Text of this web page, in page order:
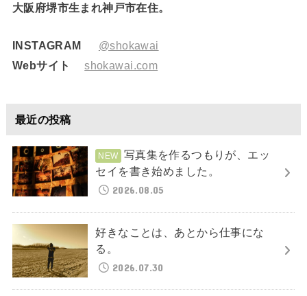
大阪府堺市生まれ神戸市在住。
INSTAGRAM
@shokawai
Webサイト
shokawai.com
最近の投稿
写真集を作るつもりが、エッ
セイを書き始めました。
2026.08.05
好きなことは、あとから仕事にな
る。
2026.07.30